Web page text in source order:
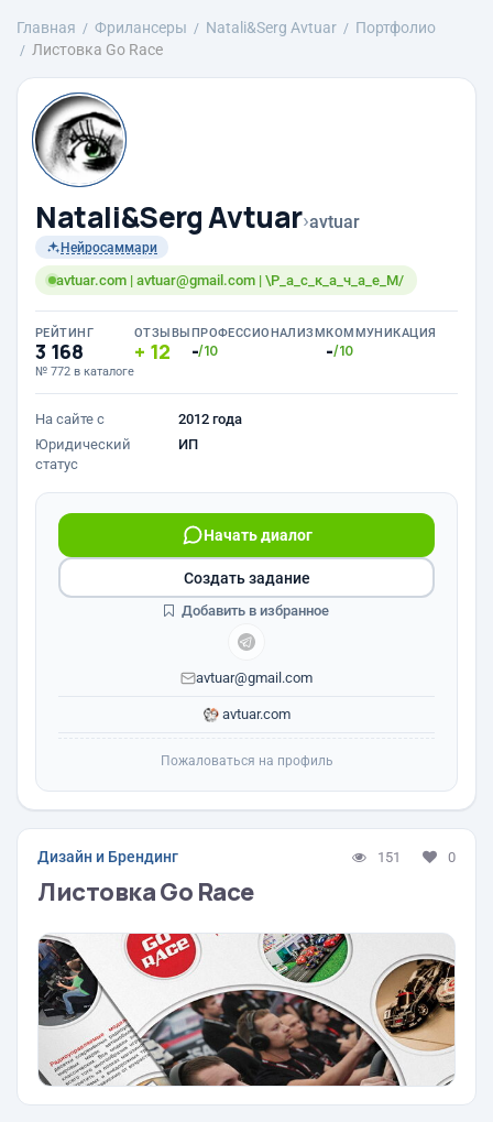
Главная Фрилансеры Natali&Serg Avtuar
Портфолио
Листовка Go Race
Natali&Serg Avtuar›avtuar
Нейросаммари
avtuar.com | avtuar@gmail.com | \Р_а_с_к_а_ч_а_е_М/
РЕЙТИНГ
3 168
№ 772 в каталоге
ОТЗЫВЫ
12
ПРОФЕССИОНАЛИЗМ
-/10
КОММУНИКАЦИЯ
-/10
На сайте с
2012 года
Юридический
статус
ИП
Начать диалог
avtuar@gmail.com
avtuar.com
Создать задание
Добавить в избранное
Пожаловаться на профиль
Дизайн и Брендинг 151 0
Листовка Go Race